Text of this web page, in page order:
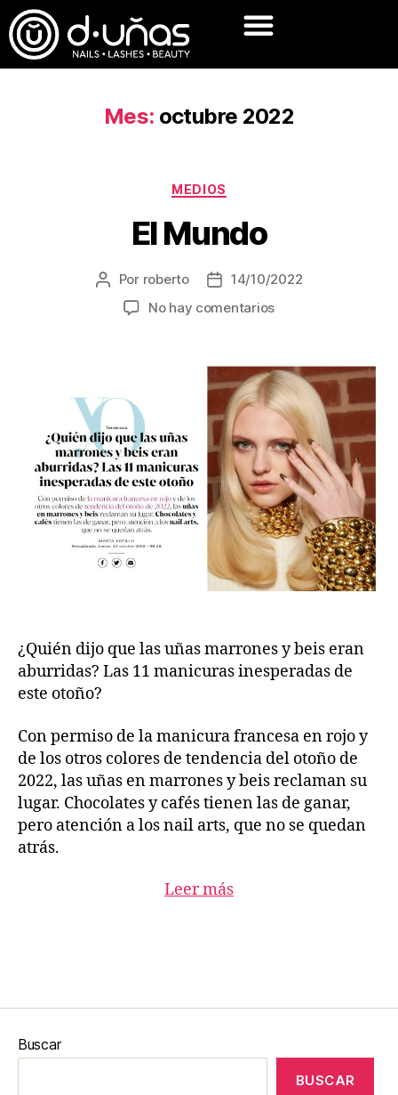
Mes: octubre 2022
MEDIOS
El Mundo
Por roberto
14/10/2022
No hay comentarios
¿Quién dijo que las uñas marrones y beis eran
aburridas? Las 11 manicuras inesperadas de
este otoño?
Con permiso de la manicura francesa en rojo y
de los otros colores de tendencia del otoño de
2022, las uñas en marrones y beis reclaman su
lugar. Chocolates y cafés tienen las de ganar,
pero atención a los nail arts, que no se quedan
atrás.
Leer más
Buscar
BUSCAR